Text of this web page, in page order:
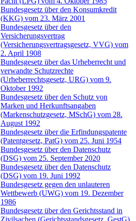
Bundesgesetz über den Konsumkredit
(KKG) vom 23. März 2001
Bundesgesetz über den
Versicherungsvertrag
(Versicherungsvertragsgesetz, VVG) vom
2. April 1908
Bundesgesetz über das Urheberrecht und
verwandte Schutzrechte
(Urheberrechtsgesetz, URG) vom 9.
Oktober 1992
Bundesgesetz über den Schutz von
Marken und Herkunftsangaben
(Markenschutzgesetz, MSchG) vom 28.
August 1992
Bundesgesetz über die Erfindungspatente
(Patentgesetz, PatG) vom 25. Juni 1954
Bundesgesetz über den Datenschutz
(DSG) vom 25. September 2020
Bundesgesetz über den Datenschutz
(DSG) vom 19. Juni 1992
Bundesgesetz gegen den unlauteren
Wettbewerb (UWG) vom 19. Dezember
1986
Bundesgesetz über den Gerichtsstand in
Zivilsachen (Gerichtsstandsgesetz, GestG)